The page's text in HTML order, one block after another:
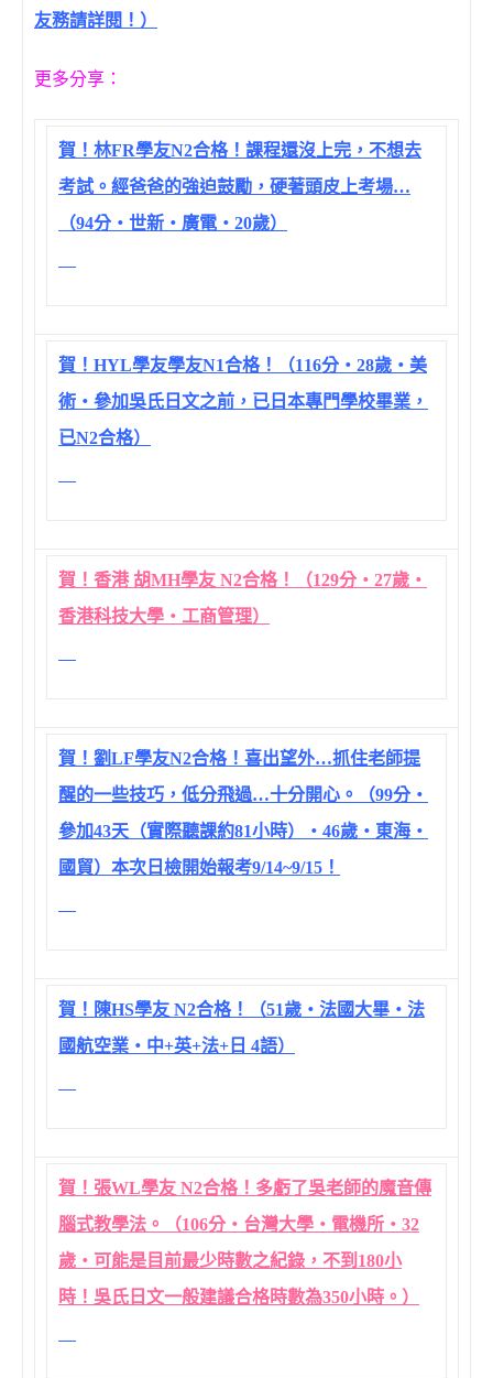
友務請詳閱！）
更多分享：
賀！林FR學友N2合格！課程還沒上完，不想去
考試。經爸爸的強迫鼓勵，硬著頭皮上考場…
（94分‧世新‧廣電‧20歲）
賀！HYL學友學友N1合格！（116分‧28歲‧美
術‧參加吳氏日文之前，已日本專門學校畢業，
已N2合格）
賀！香港 胡MH學友 N2合格！（129分‧27歲‧
香港科技大學‧工商管理）
賀！劉LF學友N2合格！喜出望外…抓住老師提
醒的一些技巧，低分飛過…十分開心。（99分‧
參加43天（實際聽課約81小時）‧46歲‧東海‧
國貿）本次日檢開始報考9/14~9/15！
賀！陳HS學友 N2合格！（51歲‧法國大畢‧法
國航空業‧中+英+法+日 4語）
賀！張WL學友 N2合格！多虧了吳老師的魔音傳
腦式教學法。（106分‧台灣大學‧電機所‧32
歲‧可能是目前最少時數之紀錄，不到180小
時！吳氏日文一般建議合格時數為350小時。）